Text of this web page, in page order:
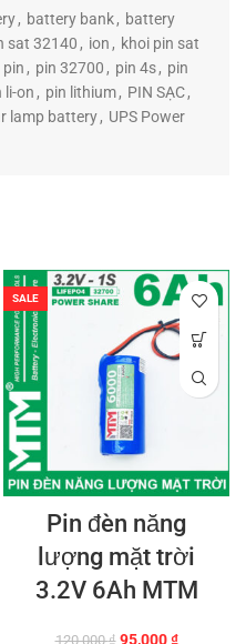
, battery bank , battery
sat 32140 , ion , khoi pin sat
pin , pin 32700 , pin 4s, pin
li-on , pin lithium, PIN SẠC,
lamp battery , UPS Power
SALE
Pin đèn năng
lượng mặt trời
3.2V 6Ah MTM
120,000₫ Giá
95,000₫Giá